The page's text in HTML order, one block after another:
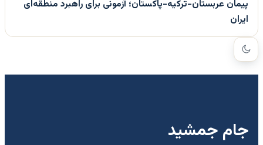
پیمان عربستان-ترکیه-پاکستان؛ آزمونی برای راهبرد منطقه‌ای
ایران
جام جمشید